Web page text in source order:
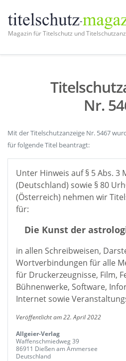
Magazin für Titelschutz und
Nr.
Mit der Titelschutzanzeige Nr. 5467
für folgende Titel beantragt:
Unter Hinweis auf § 5 Abs. 3
(Deutschland) sowie § 80
(Österreich) nehmen wir
für:
Die Kunst der
in allen Schreibweisen,
Wortverbindungen für alle
für Druckerzeugnisse, Film,
Bühnenwerke, Software,
Internet sowie
Veröffentlicht am 22. April 2022
Allgeier-Verlag
Waffenschmiedweg 39
86911 Dießen am Ammersee
Deutschland